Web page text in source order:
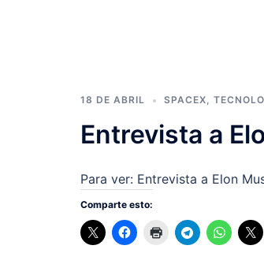
18 DE ABRIL SPACEX
Entrevista a
Para ver: Entrevista a Elon
Comparte esto: